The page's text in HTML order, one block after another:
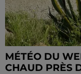
MÉTÉO DU
CHAUD PRÈS